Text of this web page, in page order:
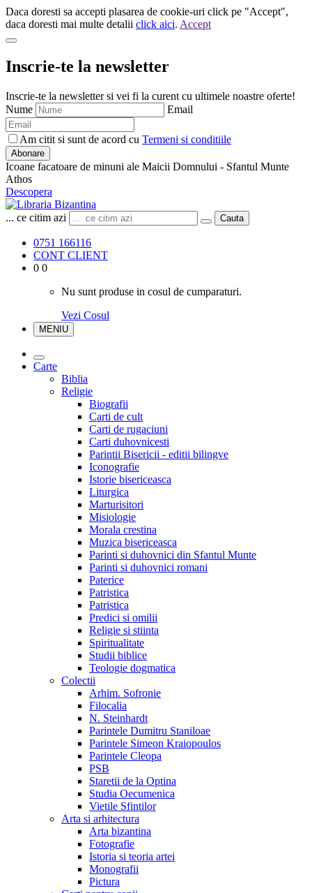
Daca doresti sa accepti plasarea de cookie-uri click pe "Accept",
daca doresti mai multe detalii click aici. Accept
Inscrie-te la newsletter
Inscrie-te la newsletter si vei fi la curent cu ultimele noastre oferte!
Nume
Email
Am citit si sunt de acord cu Termeni si conditiile
Abonare
Icoane facatoare de minuni ale Maicii Domnului - Sfantul Munte
Athos
Descopera
... ce citim azi Cauta
0751 166116
CONT CLIENT
0 0
Nu sunt produse in cosul de cumparaturi.
Vezi Cosul
MENIU
Carte
Biblia
Religie
Biografii
Carti de cult
Carti de rugaciuni
Carti duhovnicesti
Parintii Bisericii - editii bilingve
Iconografie
Istorie bisericeasca
Liturgica
Marturisitori
Misiologie
Morala crestina
Muzica bisericeasca
Parinti si duhovnici din Sfantul Munte
Parinti si duhovnici romani
Paterice
Patristica
Patristica
Predici si omilii
Religie si stiinta
Spiritualitate
Studii biblice
Teologie dogmatica
Colectii
Arhim. Sofronie
Filocalia
N. Steinhardt
Parintele Dumitru Staniloae
Parintele Simeon Kraiopoulos
Parintele Cleopa
PSB
Staretii de la Optina
Studia Oecumenica
Vietile Sfintilor
Arta si arhitectura
Arta bizantina
Fotografie
Istoria si teoria artei
Monografii
Pictura